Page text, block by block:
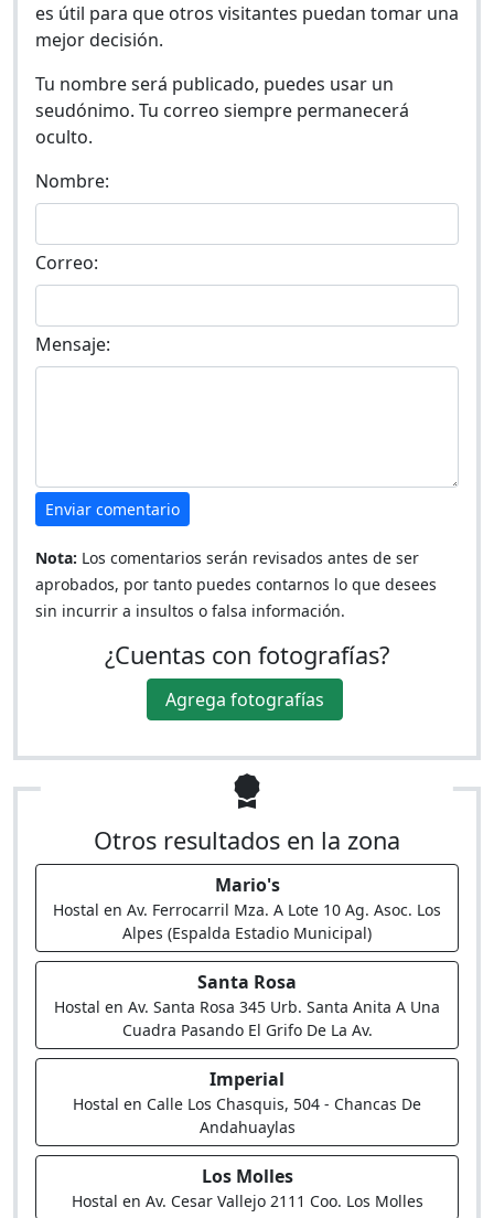
es útil para que otros visitantes puedan tomar una
mejor decisión.
Tu nombre será publicado, puedes usar un
seudónimo. Tu correo siempre permanecerá
oculto.
Nombre:
Correo:
Mensaje:
Enviar comentario
Nota: Los comentarios serán revisados antes de ser
aprobados, por tanto puedes contarnos lo que desees
sin incurrir a insultos o falsa información.
¿Cuentas con fotografías?
Agrega fotografías
Otros resultados en la zona
Mario's
Hostal en Av. Ferrocarril Mza. A Lote 10 Ag. Asoc. Los
Alpes (Espalda Estadio Municipal)
Santa Rosa
Hostal en Av. Santa Rosa 345 Urb. Santa Anita A Una
Cuadra Pasando El Grifo De La Av.
Imperial
Hostal en Calle Los Chasquis, 504 - Chancas De
Andahuaylas
Los Molles
Hostal en Av. Cesar Vallejo 2111 Coo. Los Molles